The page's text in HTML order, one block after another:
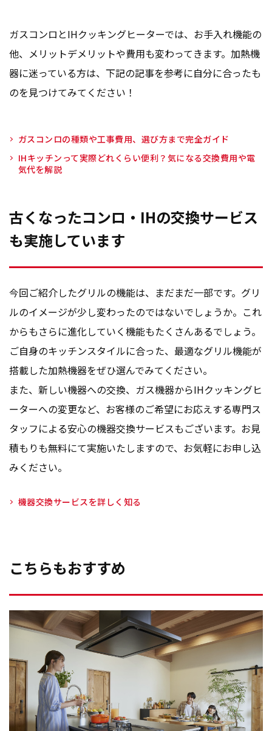
ガスコンロとIHクッキングヒーターでは、お手入れ機能の
他、メリットデメリットや費用も変わってきます。加熱機
器に迷っている方は、下記の記事を参考に自分に合ったも
のを見つけてみてください！
ガスコンロの種類や工事費用、選び方まで完全ガイド
IHキッチンって実際どれくらい便利？気になる交換費用や電
気代を解説
古くなったコンロ・IHの交換サービス
も実施しています
今回ご紹介したグリルの機能は、まだまだ一部です。グリ
ルのイメージが少し変わったのではないでしょうか。これ
からもさらに進化していく機能もたくさんあるでしょう。
ご自身のキッチンスタイルに合った、最適なグリル機能が
搭載した加熱機器をぜひ選んでみてください。
また、新しい機器への交換、ガス機器からIHクッキングヒ
ーターへの変更など、お客様のご希望にお応えする専門ス
タッフによる安心の機器交換サービスもございます。お見
積もりも無料にて実施いたしますので、お気軽にお申し込
みください。
機器交換サービスを詳しく知る
こちらもおすすめ